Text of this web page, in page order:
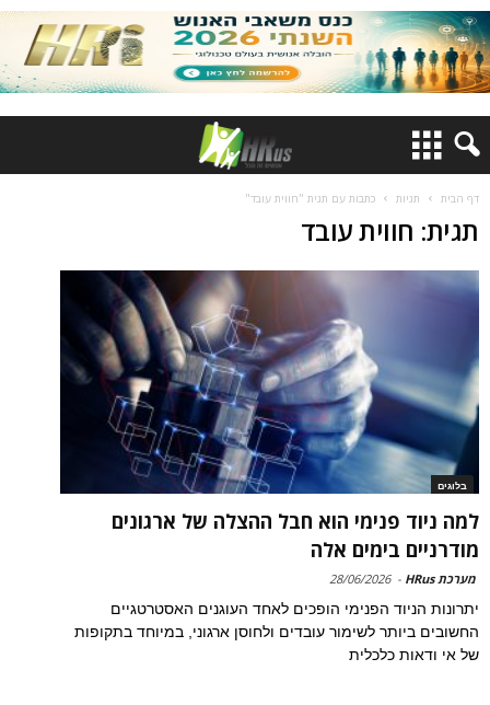
דף הבית תגיות כתבות עם תגית "חווית עובד"
תגית: חווית עובד
בלוגים
למה ניוד פנימי הוא חבל ההצלה של ארגונים
מודרניים בימים אלה
מערכת HRus -
28/06/2026
יתרונות הניוד הפנימי הופכים לאחד העוגנים האסטרטגיים
החשובים ביותר לשימור עובדים ולחוסן ארגוני, במיוחד בתקופות
של אי ודאות כלכלית